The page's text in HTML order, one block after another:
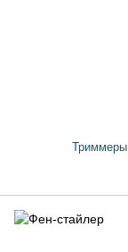
Триммеры